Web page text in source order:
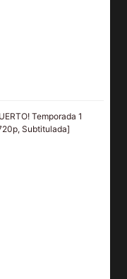
Temporada 1
Subtitulada]